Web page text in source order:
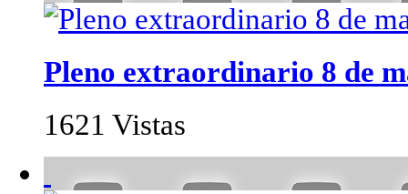
Pleno extraordinario 8 de
1621 Vistas